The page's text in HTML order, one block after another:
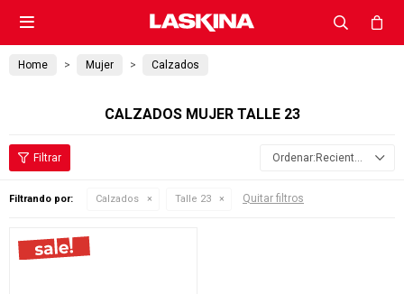

Home Mujer Calzados
CALZADOS MUJER TALLE 23
Recientes
Filtrando por: Calzados Talle 23 Quitar filtros